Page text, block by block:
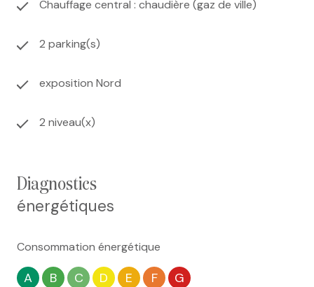
Chauffage central : chaudière (gaz de ville)
2 parking(s)
exposition Nord
2 niveau(x)
diagnostics
énergétiques
Consommation énergétique
A B C D E F G